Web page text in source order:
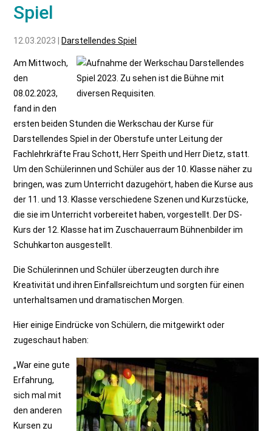
Spiel
12.03.2023 | Darstellendes Spiel
Am Mittwoch,
den
08.02.2023,
fand in den
ersten beiden Stunden die Werkschau der Kurse für
Darstellendes Spiel in der Oberstufe unter Leitung der
Fachlehrkräfte Frau Schott, Herr Speith und Herr Dietz, statt.
Um den Schülerinnen und Schüler aus der 10. Klasse näher zu
bringen, was zum Unterricht dazugehört, haben die Kurse aus
der 11. und 13. Klasse verschiedene Szenen und Kurzstücke,
die sie im Unterricht vorbereitet haben, vorgestellt. Der DS-
Kurs der 12. Klasse hat im Zuschauerraum Bühnenbilder im
Schuhkarton ausgestellt.
Die Schülerinnen und Schüler überzeugten durch ihre
Kreativität und ihren Einfallsreichtum und sorgten für einen
unterhaltsamen und dramatischen Morgen.
Hier einige Eindrücke von Schülern, die mitgewirkt oder
zugeschaut haben:
„War eine gute
Erfahrung,
sich mal mit
den anderen
Kursen zu